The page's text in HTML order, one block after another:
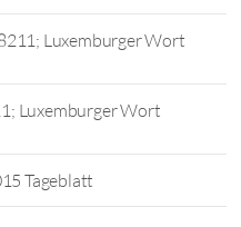
Luxemburger Wort
Luxemburger Wort
Tageblatt